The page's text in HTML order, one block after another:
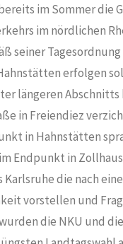
im Sommer die
im nördlichen
seiner
erfolgen
längeren
in Freiendiez
in Hahnstätten
Endpunkt in
Karlsruhe die nach
vorstellen und
die NKU und